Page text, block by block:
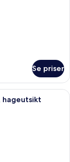
Se priser
2 soverom,
hageutsikt